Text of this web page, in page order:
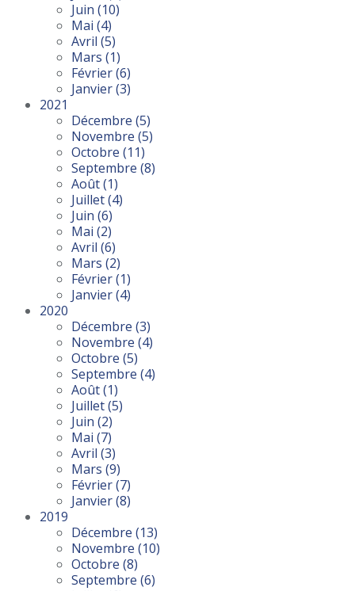
Juin (10)
Mai (4)
Avril (5)
Mars (1)
Février(6)
Janvier(3)
2021
Décembre (5)
Novembre (5)
Octobre (11)
Septembre (8)
Août(1)
Juillet(4)
Juin (6)
Mai (2)
Avril (6)
Mars (2)
Février(1)
Janvier(4)
2020
Décembre (3)
Novembre (4)
Octobre (5)
Septembre (4)
Août(1)
Juillet(5)
Juin (2)
Mai (7)
Avril (3)
Mars (9)
Février(7)
Janvier(8)
2019
Décembre (13)
Novembre (10)
Octobre (8)
Septembre (6)